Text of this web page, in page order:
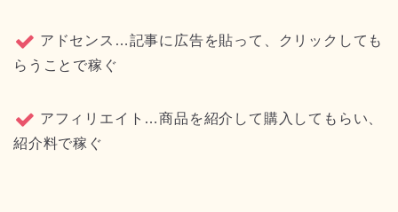
アドセンス…記事に広告を貼って、クリックしても
らうことで稼ぐ
アフィリエイト…商品を紹介して購入してもらい、
紹介料で稼ぐ